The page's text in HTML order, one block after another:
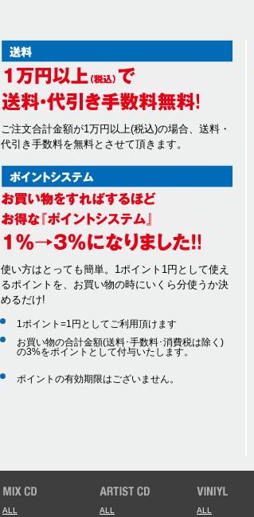
ご注文合計金額が1万円以上(税込)の場合、送料・
代引き手数料を無料とさせて頂きます。
使い方はとっても簡単。1ポイント1円として使え
るポイントを、お買い物の時にいくら分使うか決
めるだけ!
1ポイント=1円としてご利用頂けます
お買い物の合計金額(送料･手数料･消費税は除く)
の3%をポイントとして付与いたします。
ポイントの有効期限はございません。
ALL ALL ALL